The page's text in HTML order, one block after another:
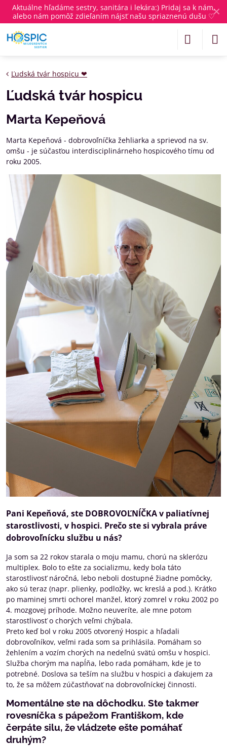
✕
Aktuálne hľadáme sestry, sanitára i lekára:) Pridaj sa k nám,
alebo nám pomôž zdieľaním nájsť našu spriaznenú dušu ♡
Ľudská tvár hospicu ❤
Ľudská tvár hospicu
Marta Kepeňová
Marta Kepeňová - dobrovoľníčka žehliarka a sprievod na sv.
omšu - je súčasťou interdisciplinárneho hospicového tímu od
roku 2005.
Pani Kepeňová, ste DOBROVOĽNÍČKA v paliatívnej
starostlivosti, v hospici. Prečo ste si vybrala práve
dobrovoľnícku službu u nás?
Ja som sa 22 rokov starala o moju mamu, chorú na sklerózu
multiplex. Bolo to ešte za socializmu, kedy bola táto
starostlivosť náročná, lebo neboli dostupné žiadne pomôcky,
ako sú teraz (napr. plienky, podložky, wc kreslá a pod.). Krátko
po maminej smrti ochorel manžel, ktorý zomrel v roku 2002 po
4. mozgovej príhode. Možno neuveríte, ale mne potom
starostlivosť o chorých veľmi chýbala.
Preto keď bol v roku 2005 otvorený Hospic a hľadali
dobrovoľníkov, veľmi rada som sa prihlásila. Pomáham so
žehlením a vozím chorých na nedeľnú svätú omšu v hospici.
Služba chorým ma napĺňa, lebo rada pomáham, kde je to
potrebné. Doslova sa teším na službu v hospici a ďakujem za
to, že sa môžem zúčastňovať na dobrovoľníckej činnosti.
Momentálne ste na dôchodku. Ste takmer
rovesníčka s pápežom Františkom, kde
čerpáte silu, že vládzete ešte pomáhať
druhým?